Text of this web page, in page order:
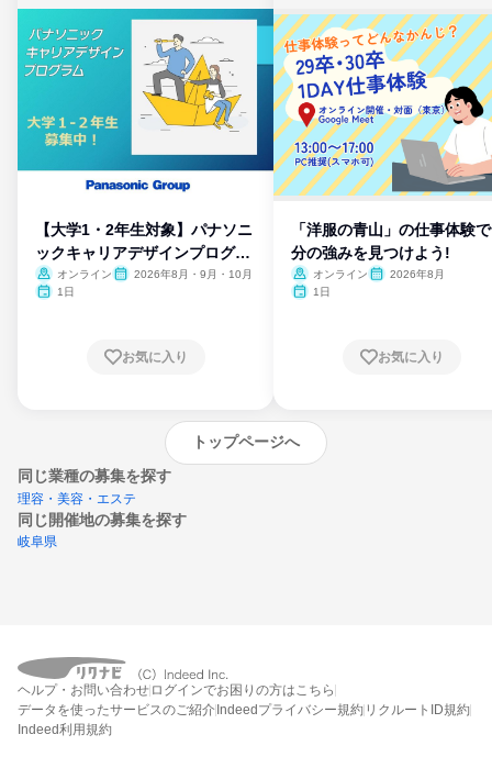
【大学1・2年生対象】パナソニ
ックキャリアデザインプログラ
ム
オンライン
2026年8月・9月・10月
1日
お気に入り
「洋服の青山」の仕事体験
分の強みを見つけよう!
オンライン
2026年8月
1日
お気に入り
トップページへ
同じ業種の募集を探す
理容・美容・エステ
同じ開催地の募集を探す
岐阜県
エントリーするとプログラムの詳細案内を
受け取れるようになります
ヘルプ・お問い合わせ ログインでお困りの方はこちら
データを使ったサービスのご紹介 Indeedプライバシー規約 リクルートID規約
Indeed利用規約